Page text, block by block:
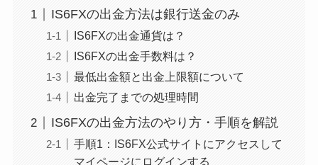
IS6FXの出金方法は銀行送金のみ
IS6FXの出金通貨は？
IS6FXの出金手数料は？
最低出金額と出金上限額について
出金完了までの処理時間
IS6FXの出金方法のやり方・手順を解説
手順1：IS6FX公式サイトにアクセスして
マイページにログインする